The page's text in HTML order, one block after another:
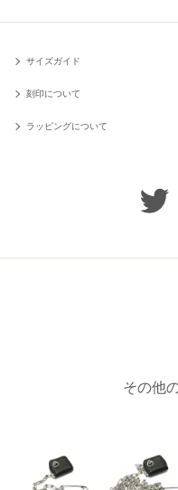
サイズガイド
刻印について
ラッピングについて
その他